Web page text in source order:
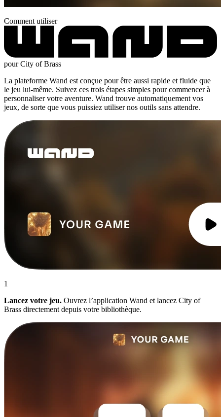
Comment utiliser
pour City of Brass
La plateforme Wand est conçue pour être aussi rapide et fluide que
le jeu lui-même. Suivez ces trois étapes simples pour commencer à
personnaliser votre aventure. Wand trouve automatiquement vos
jeux, de sorte que vous puissiez utiliser nos outils sans attendre.
1
Lancez votre jeu. Ouvrez l’application Wand et lancez City of
Brass directement depuis votre bibliothèque.